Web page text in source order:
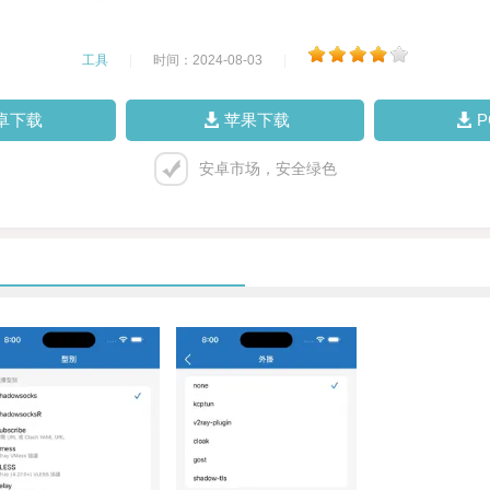
工具 时间：2024-08-03
下载 苹果下载
安卓市场，安全绿色